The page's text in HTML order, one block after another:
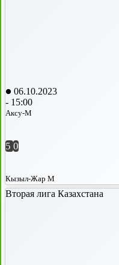
06.10.2023
- 15:00
Аксу-М
5 0
Кызыл-Жар М
Вторая лига Казахстана